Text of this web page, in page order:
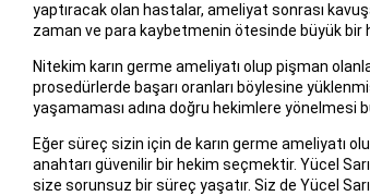
yaptıracak olan hastalar, ameliyat sonrası
zaman ve para kaybetmenin ötesinde büyük bir
Nitekim karın germe ameliyatı olup pişman
prosedürlerde başarı oranları böylesine
yaşamaması adına doğru hekimlere yönelmesi
Eğer süreç sizin için de karın germe ameliyatı
anahtarı güvenilir bir hekim seçmektir. Yücel
size sorunsuz bir süreç yaşatır. Siz de Yücel